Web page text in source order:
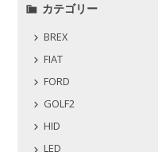
カテゴリー
BREX
FIAT
FORD
GOLF2
HID
LED